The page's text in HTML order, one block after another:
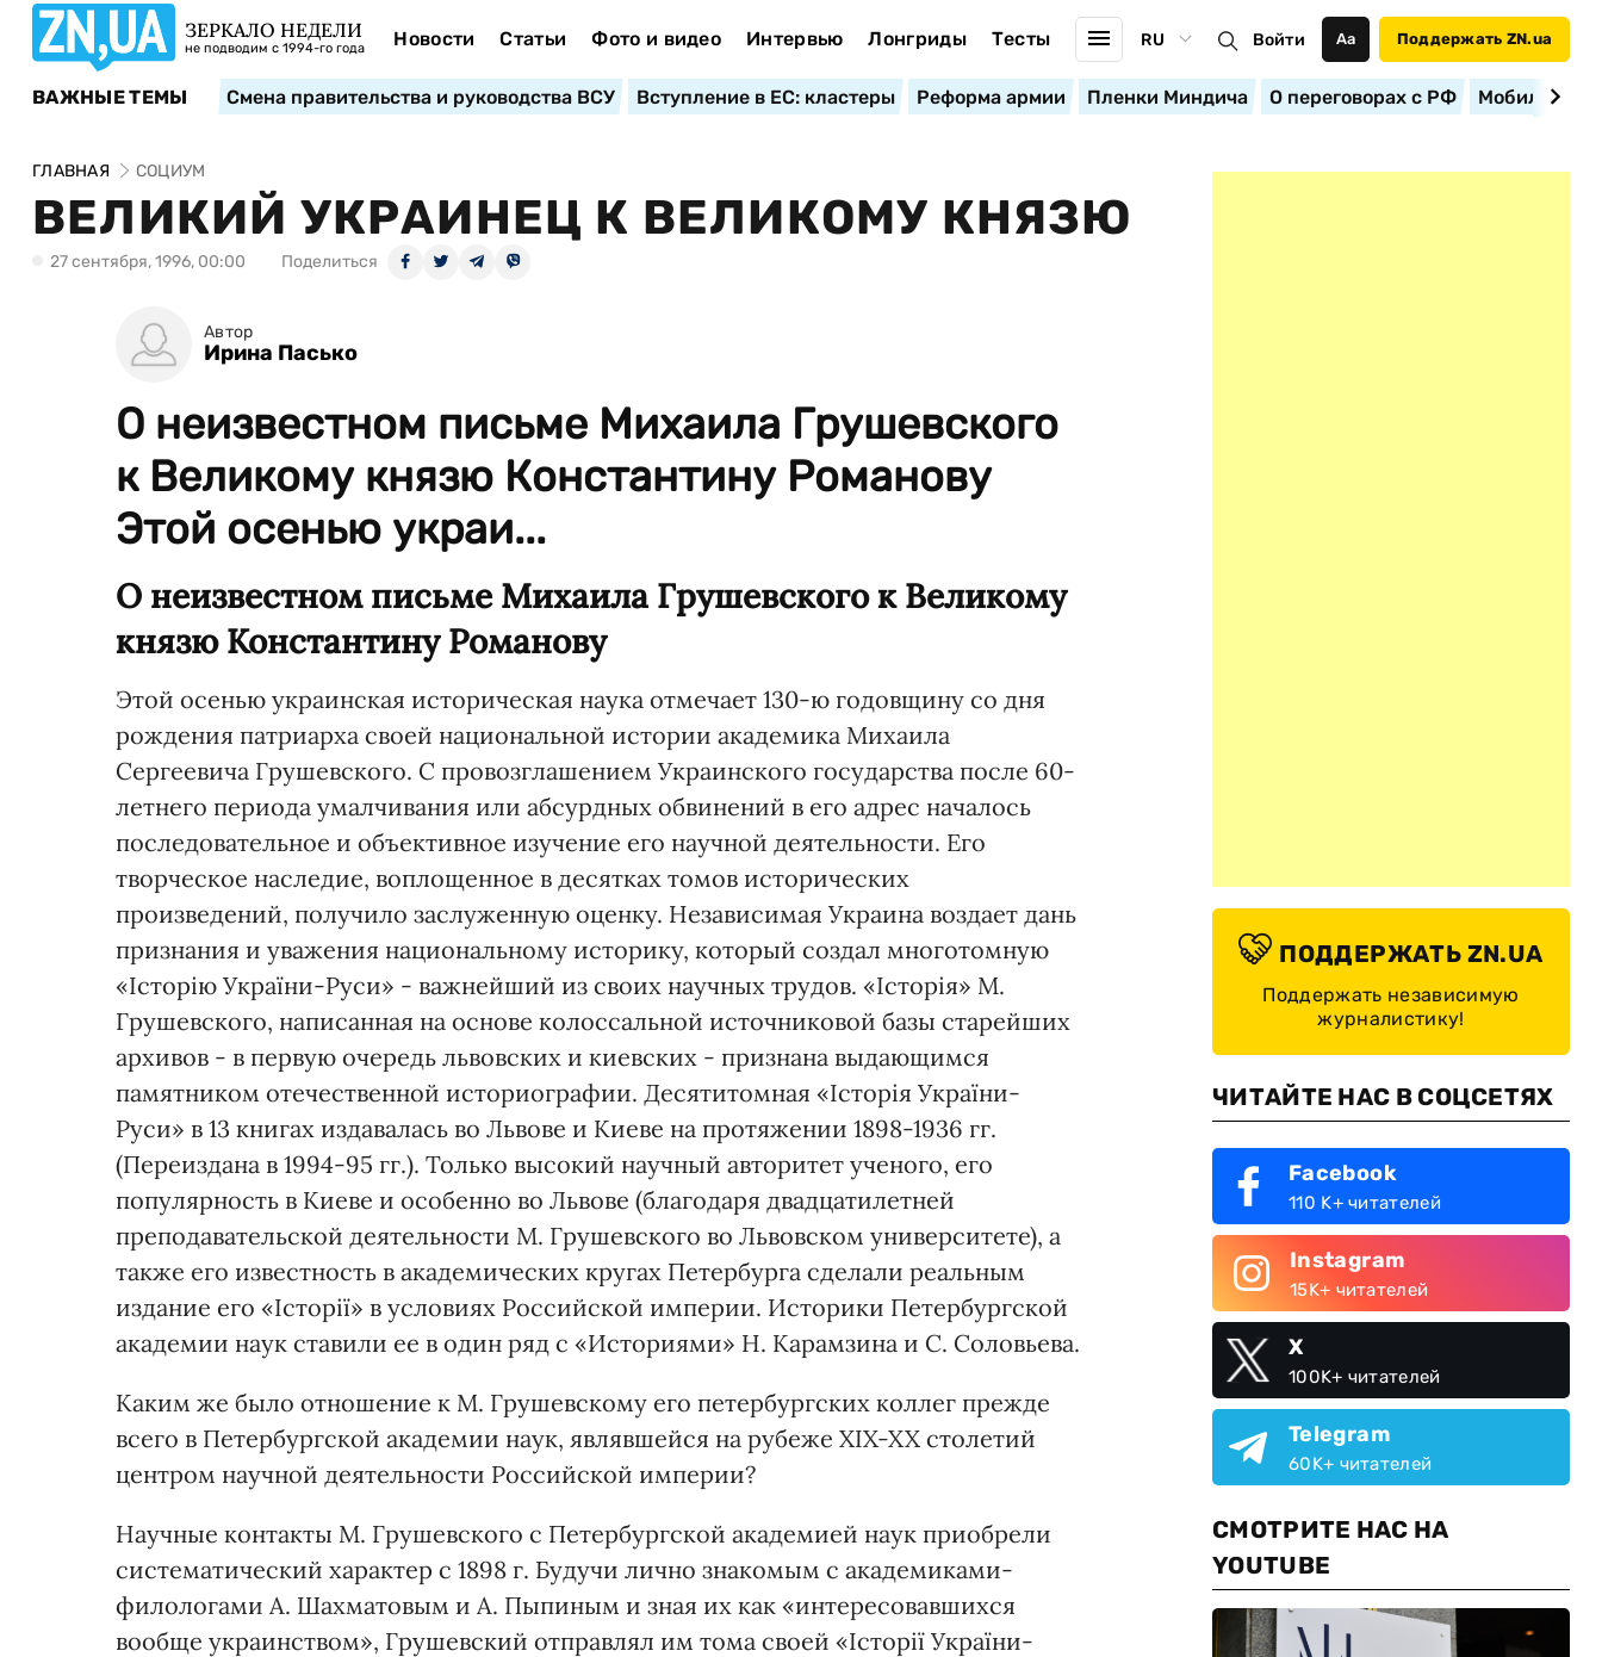
ЗЕРКАЛО НЕДЕЛИ
не подводим с 1994-го года Новости Статьи Фото и видео Интервью Лонгриды Тесты RU Войти Аа Поддержать ZN.ua
ВАЖНЫЕ ТЕМЫ Смена правительства и руководства ВСУ Вступление в ЕС: кластеры Реформа армии Пленки Миндича О переговорах с РФ
ГЛАВНАЯ СОЦИУМ
ВЕЛИКИЙ УКРАИНЕЦ К ВЕЛИКОМУ КНЯЗЮ
27 сентября, 1996, 00:00 Поделиться
Автор
Ирина Пасько
О неизвестном письме Михаила Грушевского
к Великому князю Константину Романову
Этой осенью украи...
О неизвестном письме Михаила Грушевского к Великому
князю Константину Романову
Этой осенью украинская историческая наука отмечает 130-ю годовщину со дня
рождения патриарха своей национальной истории академика Михаила
Сергеевича Грушевского. С провозглашением Украинского государства после 60-
летнего периода умалчивания или абсурдных обвинений в его адрес началось
последовательное и объективное изучение его научной деятельности. Его
творческое наследие, воплощенное в десятках томов исторических
произведений, получило заслуженную оценку. Независимая Украина воздает дань
признания и уважения национальному историку, который создал многотомную
«Історію України-Руси» - важнейший из своих научных трудов. «Історія» М.
Грушевского, написанная на основе колоссальной источниковой базы старейших
архивов - в первую очередь львовских и киевских - признана выдающимся
памятником отечественной историографии. Десятитомная «Історія України-
Руси» в 13 книгах издавалась во Львове и Киеве на протяжении 1898-1936 гг.
(Переиздана в 1994-95 гг.). Только высокий научный авторитет ученого, его
популярность в Киеве и особенно во Львове (благодаря двадцатилетней
преподавательской деятельности М. Грушевского во Львовском университете), а
также его известность в академических кругах Петербурга сделали реальным
издание его «Історії» в условиях Российской империи. Историки Петербургской
академии наук ставили ее в один ряд с «Историями» Н. Карамзина и С. Соловьева.
Каким же было отношение к М. Грушевскому его петербургских коллег прежде
всего в Петербургской академии наук, являвшейся на рубеже XIX-XX столетий
центром научной деятельности Российской империи?
Научные контакты М. Грушевского с Петербургской академией наук приобрели
систематический характер с 1898 г. Будучи лично знакомым с академиками-
филологами А. Шахматовым и А. Пыпиным и зная их как «интересовавшихся
вообще украинством», Грушевский отправлял им тома своей «Історії України-
ПОДДЕРЖАТЬ ZN.UA
Поддержать независимую
журналистику!
ЧИТАЙТЕ НАС В СОЦСЕТЯХ
Facebook
110 K+ читателей
Instagram
15K+ читателей
X
100K+ читателей
Telegram
60K+ читателей
СМОТРИТЕ НАС НА
YOUTUBE